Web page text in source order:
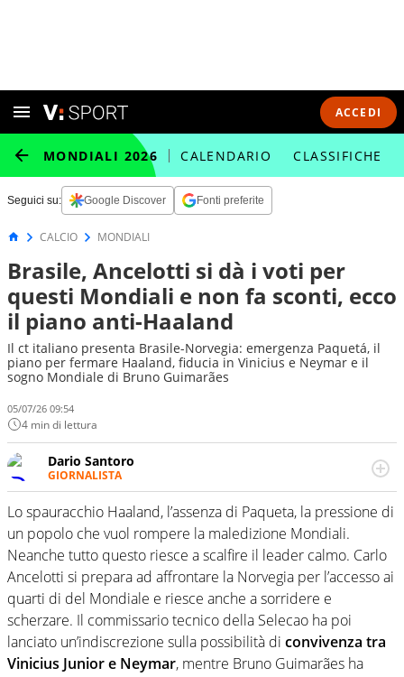
ACCEDI
MONDIALI 2026 CALENDARIO CLASSIFICHE
Seguici su: Google Discover Fonti preferite
CALCIO MONDIALI
Brasile, Ancelotti si dà i voti per
questi Mondiali e non fa sconti, ecco
il piano anti-Haaland
Il ct italiano presenta Brasile-Norvegia: emergenza Paquetá, il
piano per fermare Haaland, fiducia in Vinicius e Neymar e il
sogno Mondiale di Bruno Guimarães
05/07/26 09:54
4 min di lettura
Dario Santoro
GIORNALISTA
Scrive, commenta, racconta lo sport in tutte le
sfaccettature. Tocca l'apice quando ha modo di
concentrarsi sulle interviste ai grandi protagonisti
Lo spauracchio Haaland, l’assenza di Paqueta, la pressione di
un popolo che vuol rompere la maledizione Mondiali.
Neanche tutto questo riesce a scalfire il leader calmo. Carlo
Ancelotti si prepara ad affrontare la Norvegia per l’accesso ai
quarti di del Mondiale e riesce anche a sorridere e
scherzare. Il commissario tecnico della Selecao ha poi
lanciato un’indiscrezione sulla possibilità di convivenza tra
Vinicius Junior e Neymar, mentre Bruno Guimarães ha